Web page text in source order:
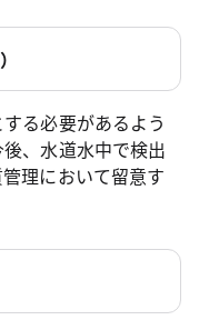
る必要があるよう
、水道水中で検出
理において留意す